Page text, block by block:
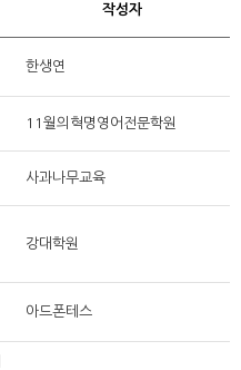
작성자
한생연
11월의혁명영어전문학원
사과나무교육
강대학원
아드폰테스